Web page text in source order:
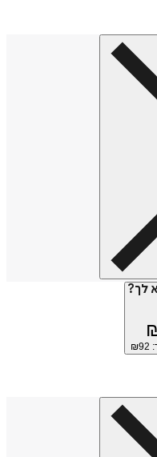
לך?
92